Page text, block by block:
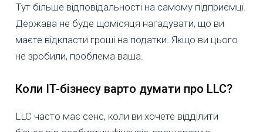
Тут більше відповідальності на самому підприємці.
Держава не буде щомісяця нагадувати, що ви
маєте відкласти гроші на податки. Якщо ви цього
не зробили, проблема ваша.
Коли IT-бізнесу варто думати про LLC?
LLC часто має сенс, коли ви хочете відділити